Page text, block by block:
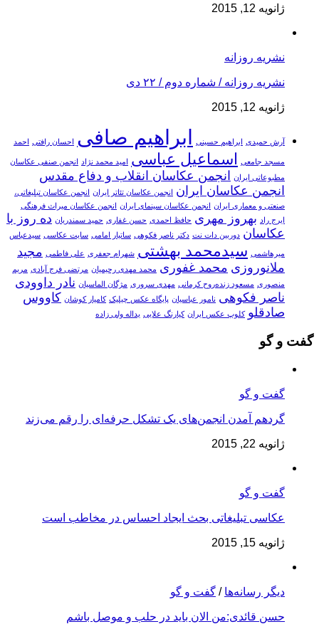
ژانویه 12, 2015
نشریه روزانه
نشریه روزانه / شماره دوم / ۲۲ دی
ژانویه 12, 2015
آرش حمیدی ابراهیم حسینی ابراهیم صافی احسان رافتی احمد
مسجد جامعی اسماعیل عباسی امید محمد نژاد انجمن صنفی عکاسان
مطبوعاتی ایران
انجمن عکاسان انقلاب و دفاع مقدس
انجمن عکاسان ایران انجمن عکاسان تئاتر ایران انجمن عکاسان تبلیغاتی،
صنعتی و معماری ایران انجمن عکاسان سینمای ایران انجمن عکاسان میراث فرهنگی
ایرج راد بهروز مهری حافظ احمدی حسن غفارى حمید سمندریان ده روز با
عکاسان دوربین دات نت دکتر ناصر فکوهی ساتیار امامی سایت عکاسی سیدعباس
میرهاشمی سیدمحمد بهشتی شهرام جعفری علی فاطمی مجید
ملانوروزی محمد غفوری محمد مهدی رحیمیان مرتضی فرج آبادی مریم
منصوری مسعود زنده‌‫روح کرمانی‬‬ مهدی سروری مژگان الماسیان نادر داوودی
ناصر فکوهی نامور عباسیان پایگاه عکس چیلیک کامیار کوشان کاووس
صادقلو کلوپ عکس ایران کیارنگ علایی یداله ولی زاده
گفت و گو
گفت و گو
گردهم آمدن انجمن‌های یک تشکل حرفه‌ای را رقم می‌زند
ژانویه 22, 2015
گفت و گو
عکاسی تبلیغاتی بحث ایجاد احساس در مخاطب است
ژانویه 15, 2015
دیگر رسانه‌ها / گفت و گو
حسن قائدی:من الان باید در حلب و موصل باشم